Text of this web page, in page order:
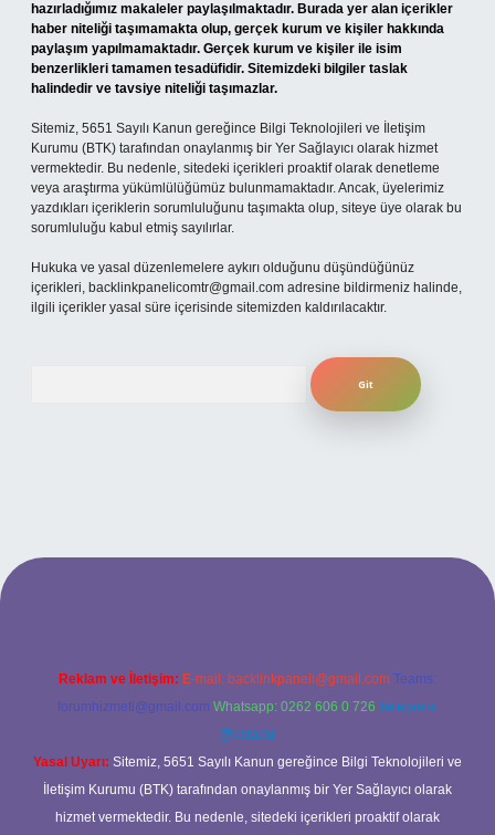
hazırladığımız makaleler paylaşılmaktadır. Burada yer alan içerikler
haber niteliği taşımamakta olup, gerçek kurum ve kişiler hakkında
paylaşım yapılmamaktadır. Gerçek kurum ve kişiler ile isim
benzerlikleri tamamen tesadüfidir. Sitemizdeki bilgiler taslak
halindedir ve tavsiye niteliği taşımazlar.
Sitemiz, 5651 Sayılı Kanun gereğince Bilgi Teknolojileri ve İletişim
Kurumu (BTK) tarafından onaylanmış bir Yer Sağlayıcı olarak hizmet
vermektedir. Bu nedenle, sitedeki içerikleri proaktif olarak denetleme
veya araştırma yükümlülüğümüz bulunmamaktadır. Ancak, üyelerimiz
yazdıkları içeriklerin sorumluluğunu taşımakta olup, siteye üye olarak bu
sorumluluğu kabul etmiş sayılırlar.
Hukuka ve yasal düzenlemelere aykırı olduğunu düşündüğünüz
içerikleri, backlinkpanelicomtr@gmail.com adresine bildirmeniz halinde,
ilgili içerikler yasal süre içerisinde sitemizden kaldırılacaktır.
giriş
Reklam ve İletişim: E-mail: backlinkpaneli@gmail.com Teams:
forumhizmeti@gmail.com Whatsapp: 0262 606 0 726 Telegram:
@karabul
Yasal Uyarı: Sitemiz, 5651 Sayılı Kanun gereğince Bilgi Teknolojileri ve
İletişim Kurumu (BTK) tarafından onaylanmış bir Yer Sağlayıcı olarak
hizmet vermektedir. Bu nedenle, sitedeki içerikleri proaktif olarak